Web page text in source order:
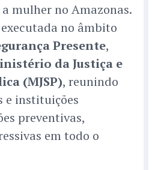
mulher no Amazonas.
no âmbito
Presente,
da Justiça e
(MJSP), reunindo
e instituições
preventivas,
em todo o